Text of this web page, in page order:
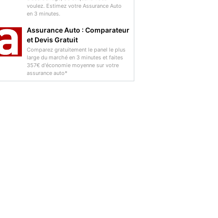
voulez. Estimez votre Assurance Auto
en 3 minutes.
Assurance Auto : Comparateur
et Devis Gratuit
Comparez gratuitement le panel le plus
large du marché en 3 minutes et faites
357€ d'économie moyenne sur votre
assurance auto*